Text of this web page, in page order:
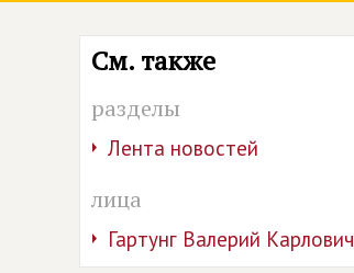
См. также
разделы
Лента новостей
лица
Гартунг Валерий Карлович